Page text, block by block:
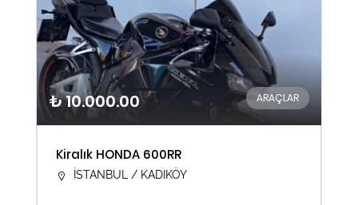
₺ 10.000.00 ARAÇLAR
Kiralık HONDA 600RR
İSTANBUL / KADIKÖY